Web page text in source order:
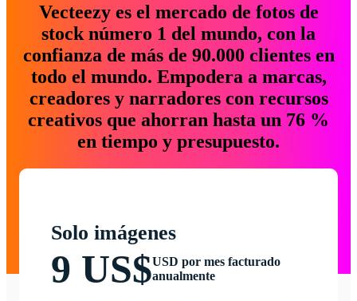
Vecteezy es el mercado de fotos de
stock número 1 del mundo, con la
confianza de más de 90.000 clientes en
todo el mundo. Empodera a marcas,
creadores y narradores con recursos
creativos que ahorran hasta un 76 %
en tiempo y presupuesto.
Solo imágenes
9 US$USD por mes facturado
anualmente